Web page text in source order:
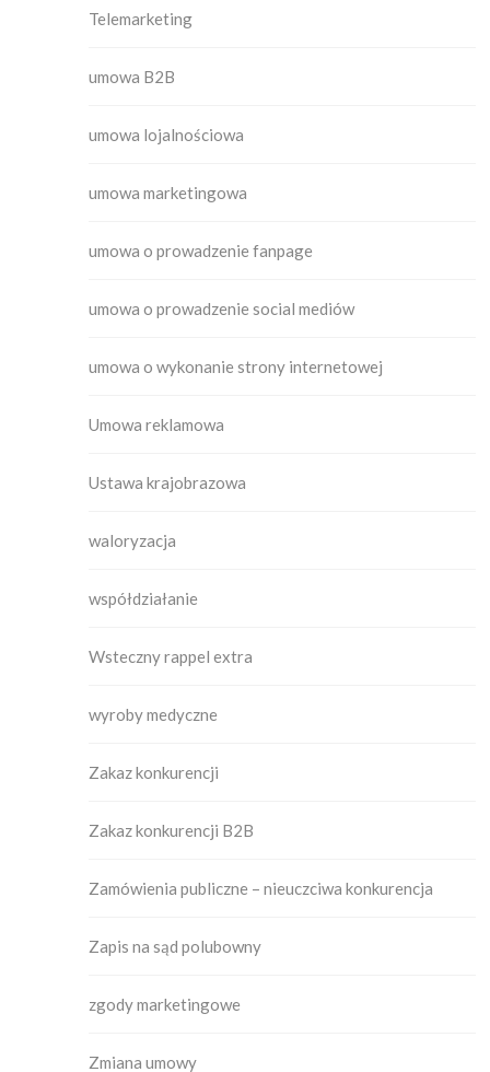
Telemarketing
umowa B2B
umowa lojalnościowa
umowa marketingowa
umowa o prowadzenie fanpage
umowa o prowadzenie social mediów
umowa o wykonanie strony internetowej
Umowa reklamowa
Ustawa krajobrazowa
waloryzacja
współdziałanie
Wsteczny rappel extra
wyroby medyczne
Zakaz konkurencji
Zakaz konkurencji B2B
Zamówienia publiczne – nieuczciwa konkurencja
Zapis na sąd polubowny
zgody marketingowe
Zmiana umowy